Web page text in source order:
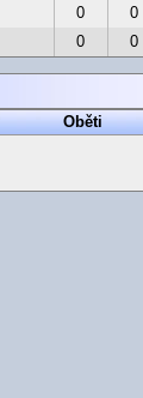
0 0
0 0
Oběti